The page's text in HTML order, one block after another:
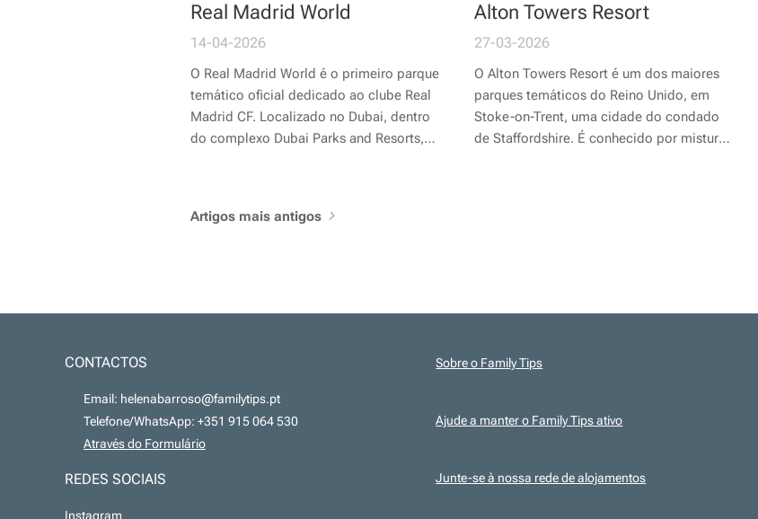
Real Madrid World
14-04-2026
O Real Madrid World é o primeiro parque
temático oficial dedicado ao clube Real
Madrid CF. Localizado no Dubai, dentro
do complexo Dubai Parks and Resorts,
Alton Towers Resort
27-03-2026
O Alton Towers Resort é um dos maiores
parques temáticos do Reino Unido, em
Stoke-on-Trent, uma cidade do condado
de Staffordshire. É conhecido por misturar
Artigos mais antigos
CONTACTOS
📧 Email: helenabarroso@familytips.pt
📞 Telefone/WhatsApp: +351 915 064 530
Através do Formulário
REDES SOCIAIS
Sobre o Family Tips
Ajude a manter o Family Tips ativo
Junte-se à nossa rede de alojamentos